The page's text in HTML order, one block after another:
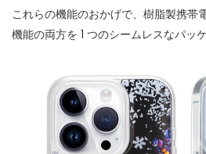
これらの機能のおかげで、樹脂製携帯
機能の両方を 1 つのシームレスなパッ